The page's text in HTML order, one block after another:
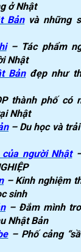
ở Nhật
Bảnvà những
– Tác phẩm
Nhật
Bảnđẹp như
thành phố có
Nhật
– Du học và
người Nhật–
– Kinh nghiệm
sinh
– Đắm mình
Nhật Bản
– Phố cảng